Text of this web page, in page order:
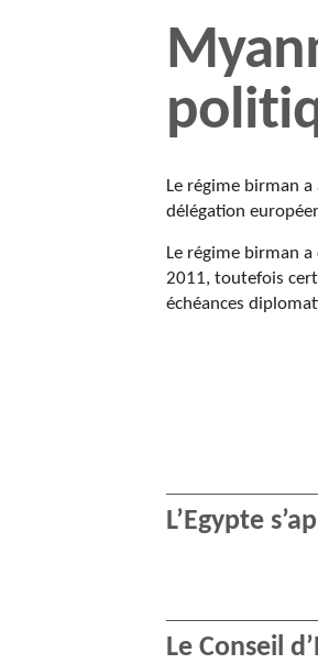
Le régime birman
délégation
Le régime birman
2011, toutefois
échéances
L’Egypte
Le Conseil